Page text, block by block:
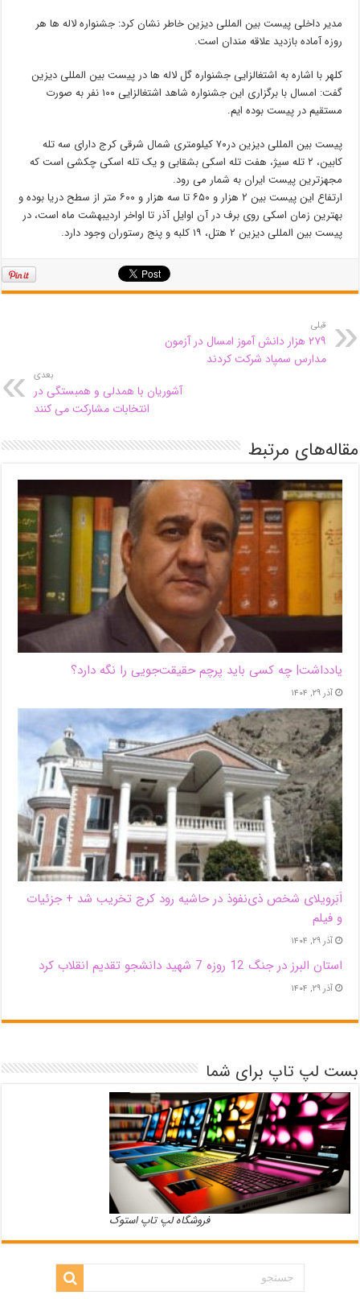
مدیر داخلی پیست بین المللی دیزین خاطر نشان کرد: جشنواره لاله ها هر
روزه آماده بازدید علاقه مندان است.
کلهر با اشاره به اشتغالزایی جشنواره گل لاله ها در پیست بین المللی دیزین
گفت: امسال با برگزاری این جشنواره شاهد اشتغالزایی ۱۰۰ نفر به صورت
مستقیم در پیست بوده ایم.
پیست بین المللی دیزین در۷۰ کیلومتری شمال شرقی کرج دارای سه تله
کابین، ۲ تله سیژ، هفت تله اسکی بشقابی و یک تله اسکی چکشی است که
مجهزترین پیست ایران به شمار می رود.
ارتفاع این پیست بین ۲ هزار و ۶۵۰ تا سه هزار و ۶۰۰ متر از سطح دریا بوده و
بهترین زمان اسکی روی برف در آن اوایل آذر تا اواخر اردیبهشت ماه است، در
پیست بین المللی دیزین ۲ هتل، ۱۹ کلبه و پنج رستوران وجود دارد.
قبلی
۲۷۹ هزار دانش آموز امسال در آزمون
مدارس سمپاد شرکت کردند
بعدی
آشوریان با همدلی و همبستگی در
انتخابات مشارکت می کنند
مقاله‌های مرتبط
یادداشت| ‌چه کسی باید پرچم حقیقت‌جویی را نگه دارد؟
آذر ۲۹, ۱۴۰۴
اَبَر‌ویلای شخص ذی‌نفوذ در حاشیه‌ رود کرج تخریب شد + جزئیات
و فیلم
آذر ۲۹, ۱۴۰۴
استان البرز در جنگ 12 روزه 7 شهید دانشجو تقدیم انقلاب کرد
آذر ۲۹, ۱۴۰۴
بست لپ تاپ برای شما
فروشگاه لپ تاپ استوک